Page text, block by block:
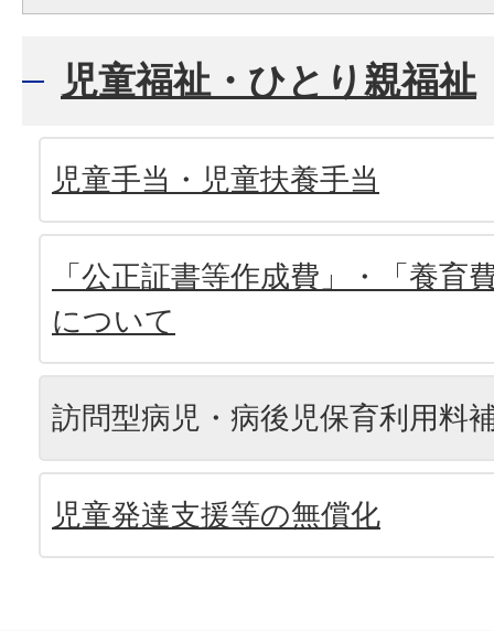
児童福祉・ひとり親福祉
児童手当・児童扶養手当
「公正証書等作成費」・「養育
について
訪問型病児・病後児保育利用料
児童発達支援等の無償化